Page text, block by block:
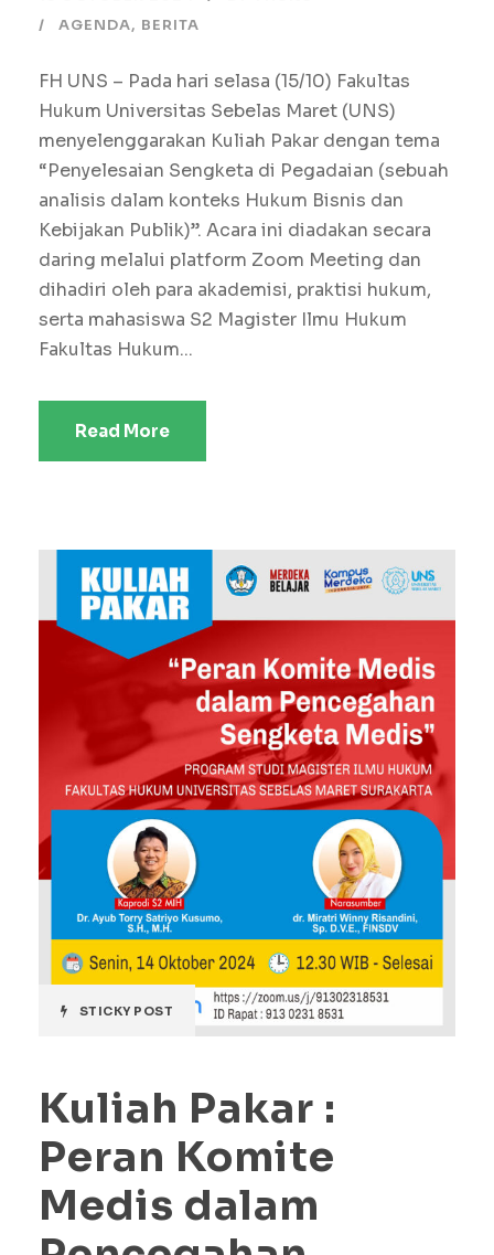
AGENDA, BERITA
FH UNS – Pada hari selasa (15/10) Fakultas
Hukum Universitas Sebelas Maret (UNS)
menyelenggarakan Kuliah Pakar dengan tema
“Penyelesaian Sengketa di Pegadaian (sebuah
analisis dalam konteks Hukum Bisnis dan
Kebijakan Publik)”. Acara ini diadakan secara
daring melalui platform Zoom Meeting dan
dihadiri oleh para akademisi, praktisi hukum,
serta mahasiswa S2 Magister Ilmu Hukum
Fakultas Hukum...
Read More
STICKY POST
Kuliah Pakar :
Peran Komite
Medis dalam